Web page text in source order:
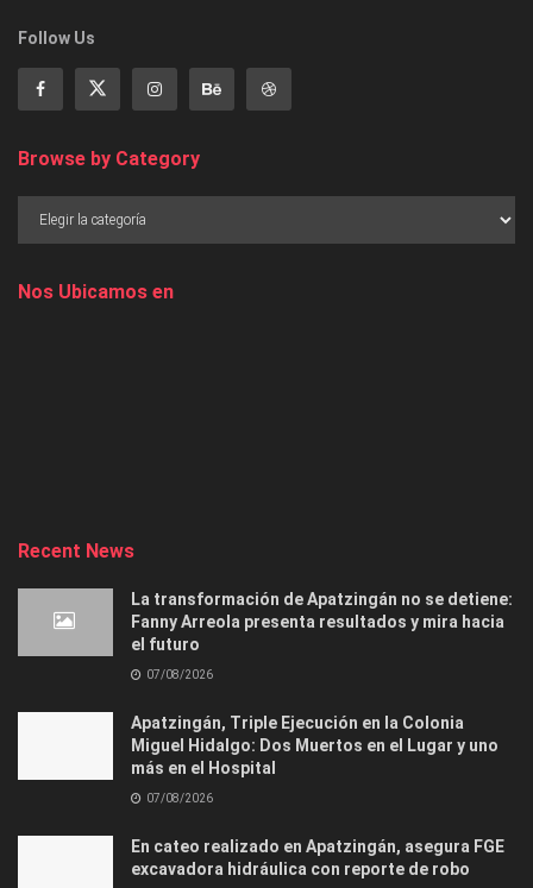
Follow Us
Browse by Category
Nos Ubicamos en
Recent News
La transformación de Apatzingán no se detiene:
Fanny Arreola presenta resultados y mira hacia
el futuro
07/08/2026
Apatzingán, Triple Ejecución en la Colonia
Miguel Hidalgo: Dos Muertos en el Lugar y uno
más en el Hospital
07/08/2026
En cateo realizado en Apatzingán, asegura FGE
excavadora hidráulica con reporte de robo